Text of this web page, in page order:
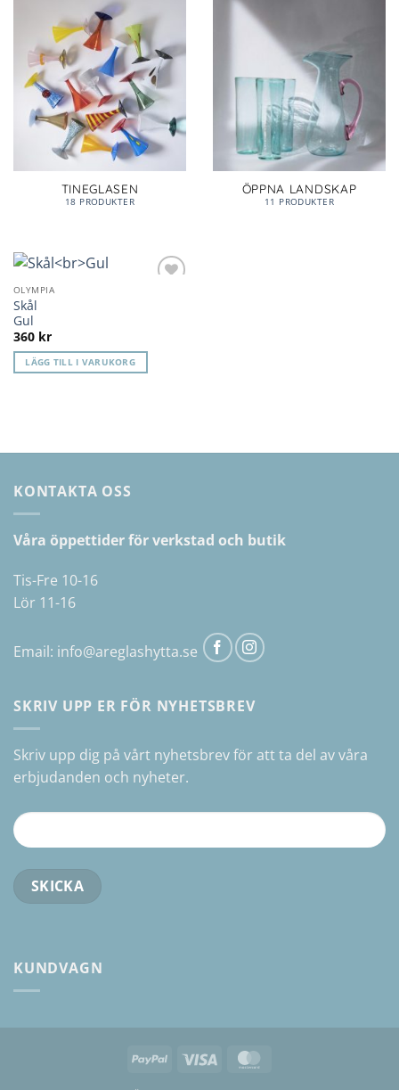
TINEGLASEN
18 PRODUKTER
ÖPPNA LANDSKAP
11 PRODUKTER
OLYMPIA
Skål
Gul
360 kr
LÄGG TILL I VARUKORG
KONTAKTA OSS
Våra öppettider för verkstad och butik
Tis-Fre 10-16
Lör 11-16
Email: info@areglashytta.se
SKRIV UPP ER FÖR NYHETSBREV
Skriv upp dig på vårt nyhetsbrev för att ta del av våra
erbjudanden och nyheter.
KUNDVAGN
PayPal Visa